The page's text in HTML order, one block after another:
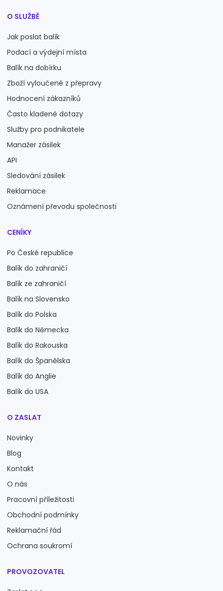
O SLUŽBĚ
Jak poslat balík
Podací a výdejní místa
Balík na dobírku
Zboží vyloučené z přepravy
Hodnocení zákazníků
Často kladené dotazy
Služby pro podnikatele
Manažer zásilek
API
Sledování zásilek
Reklamace
Oznámení převodu společnosti
CENÍKY
Po České republice
Balík do zahraničí
Balík ze zahraničí
Balík na Slovensko
Balík do Polska
Balík do Německa
Balík do Rakouska
Balík do Španělska
Balík do Anglie
Balík do USA
O ZASLAT
Novinky
Blog
Kontakt
O nás
Pracovní příležitosti
Obchodní podmínky
Reklamační řád
Ochrana soukromí
PROVOZOVATEL